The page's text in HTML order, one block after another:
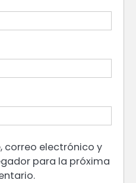
correo electrónico y
para la próxima